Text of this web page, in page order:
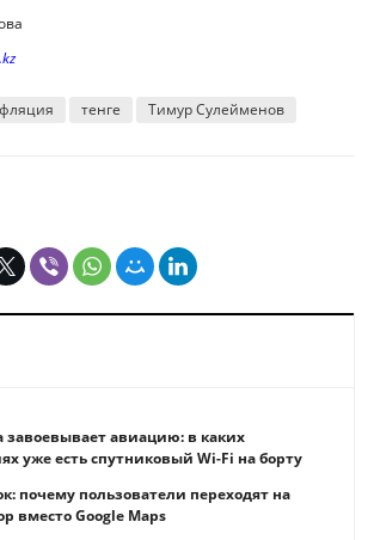
тенге Тимур Сулейменов
оказался между ставкой и инфляцией
Когда замедлится инфляция в Казахстане
завоевывает авиацию: в каких
уже есть спутниковый Wi-Fi на борту
почему пользователи переходят на
вместо Google Maps